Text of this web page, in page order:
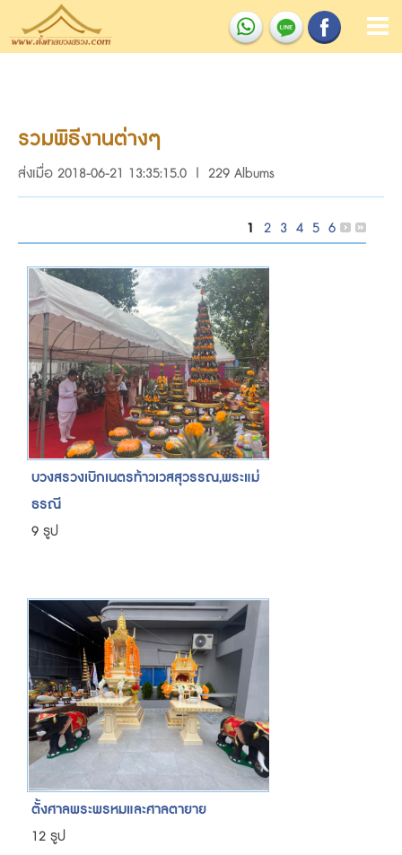
รวมพิธีงานต่างๆ
ส่งเมื่อ 2018-06-21 13:35:15.0 | 229 Albums
1 2 3 4 5 6
บวงสรวงเบิกเนตรท้าวเวสสุวรรณ,พระแม่
ธรณี
9 รูป
ตั้งศาลพระพรหมและศาลตายาย
12 รูป